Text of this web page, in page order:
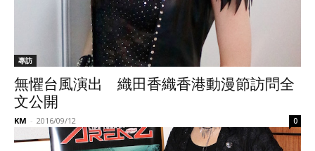
專訪
無懼台風演出 織田香織香港動漫節訪問全
文公開
KM - 2016/09/12 0